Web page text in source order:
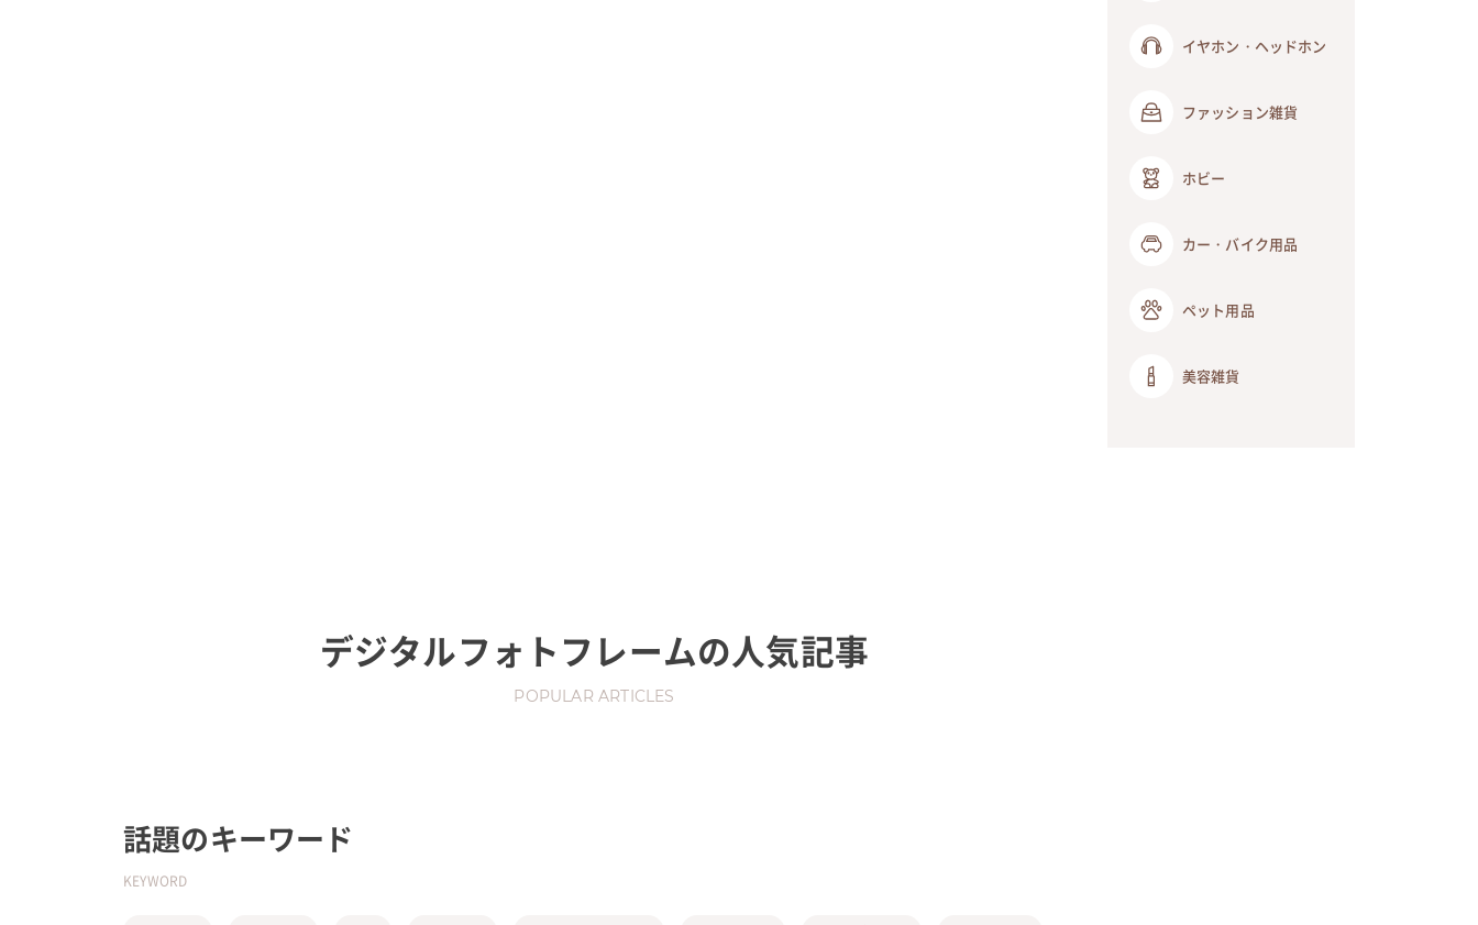
イヤホン・ヘッドホン
ファッション雑貨
ホビー
カー・バイク用品
ペット用品
美容雑貨
デジタルフォトフレームの人気記事
POPULAR ARTICLES
話題のキーワード
KEYWORD